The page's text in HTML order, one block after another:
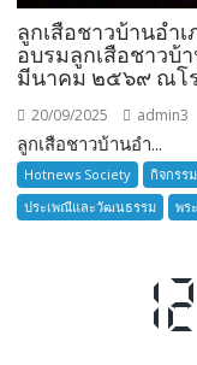
ลูกเสือชาวบ้านอำ
อบรมลูกเสือชาวบ้
มีนาคม ๒๕๖๙ ณโร
20/09/2025 admin3
ลูกเสือชาวบ้านอำ...
Hotnews Society กิจกรร
ประเพณีและวัฒนธรรม
พร